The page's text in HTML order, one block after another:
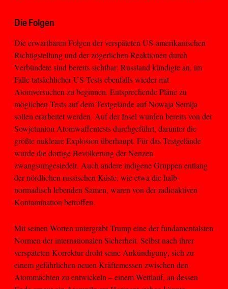
Die Folgen
Die erwartbaren Folgen der verspäteten US-amerikanischen
Richtigstellung und der zögerlichen Reaktionen durch
Verbündete sind bereits sichtbar: Russland kündigte an, im
Falle tatsächlicher US-Tests ebenfalls wieder mit
Atomversuchen zu beginnen. Entsprechende Pläne zu
möglichen Tests auf dem Testgelände auf Nowaja Semlja
sollen erarbeitet werden. Auf der Insel wurden bereits von der
Sowjetunion Atomwaffentests durchgeführt, darunter die
größte nukleare Explosion überhaupt. Für das Testgelände
wurde die dortige Bevölkerung der Nenzen
zwangsumgesiedelt. Auch andere indigene Gruppen entlang
der nördlichen russischen Küste, wie etwa die halb-
normadisch lebenden Samen, waren von der radioaktiven
Kontamination betroffen.
Mit seinen Worten untergräbt Trump eine der fundamentalsten
Normen der internationalen Sicherheit. Selbst nach ihrer
verspäteten Korrektur droht seine Ankündigung, sich zu
einem gefährlichen neuen Kräftemessen zwischen den
Atommächten zu entwickeln – einem Wettlauf, an dessen